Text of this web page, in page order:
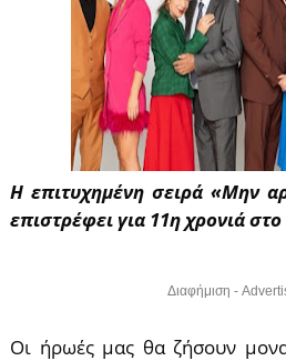
Η επιτυχημένη σειρά «Μην
επιστρέφει για 11η χρονιά
Διαφήμιση -
Οι ήρωές μας θα ζήσουν